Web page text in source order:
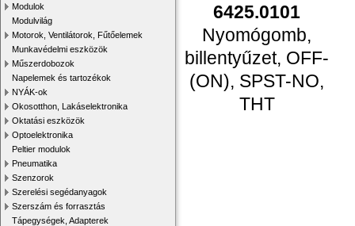
Modulok
Modulvilág
Motorok, Ventilátorok, Fűtőelemek
Munkavédelmi eszközök
Műszerdobozok
Napelemek és tartozékok
NYÁK-ok
Okosotthon, Lakáselektronika
Oktatási eszközök
Optoelektronika
Peltier modulok
Pneumatika
Szenzorok
Szerelési segédanyagok
Szerszám és forrasztás
Tápegységek, Adapterek
6425.0101
Nyomógomb,
billentyűzet, OFF-
(ON), SPST-NO,
THT